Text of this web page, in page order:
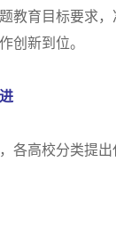
育目标要求，
创新到位。
高校分类提出